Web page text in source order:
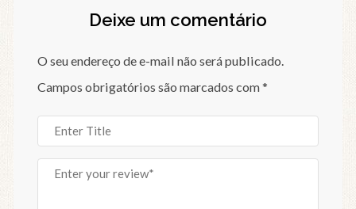
Deixe um comentário
O seu endereço de e-mail não será publicado.
Campos obrigatórios são marcados com*